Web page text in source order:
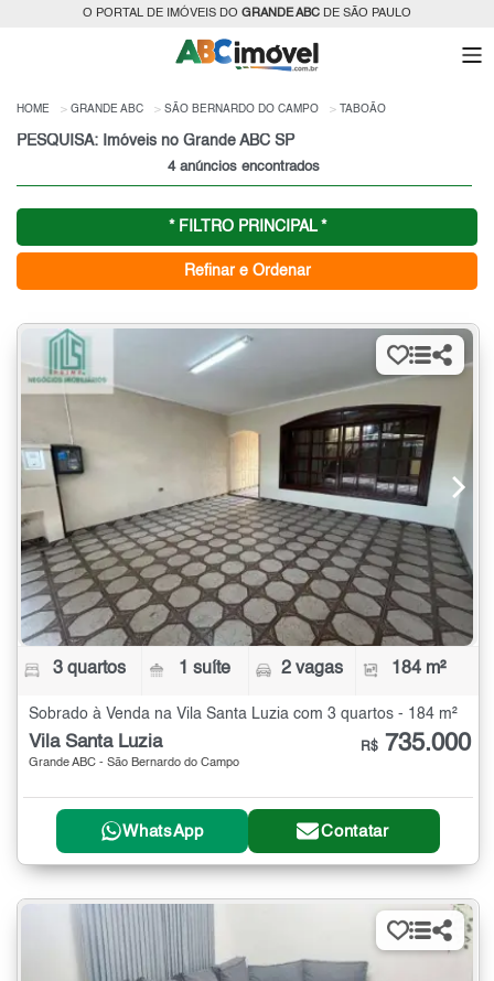
O PORTAL DE IMÓVEIS DO GRANDE ABC DE SÃO PAULO
HOME GRANDE ABC SÃO BERNARDO DO CAMPO TABOÃO
PESQUISA: Imóveis no Grande ABC SP
4 anúncios encontrados
* FILTRO PRINCIPAL *
Refinar e Ordenar
3 quartos 1 suíte 2 vagas 184 m²
Sobrado à Venda na Vila Santa Luzia com 3 quartos - 184 m²
Vila Santa Luzia
Grande ABC - São Bernardo do Campo
R$ 735.000
WhatsApp Contatar